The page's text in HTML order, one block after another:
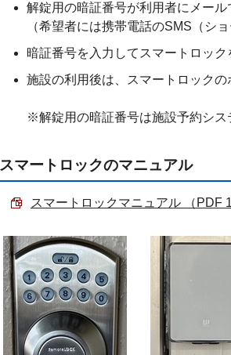
解錠用の暗証番号が利用者にメール
（希望者には携帯電話のSMS（シ
暗証番号を入力してスマートロック
施設の利用後は、スマートロックの
※解錠用の暗証番号は施設予約シス
スマートロックのマニュアル
スマートロックマニュアル （PDF